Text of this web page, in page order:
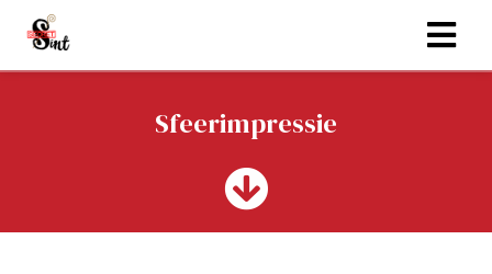
Sfeerimpressie